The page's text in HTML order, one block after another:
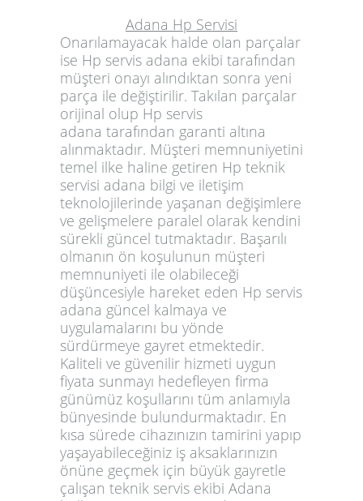
Adana Hp Servisi
Onarılamayacak halde olan parçalar
ise Hp servis adana ekibi tarafından
müşteri onayı alındıktan sonra yeni
parça ile değiştirilir. Takılan parçalar
orijinal olup Hp servis
adana tarafından garanti altına
alınmaktadır. Müşteri memnuniyetini
temel ilke haline getiren Hp teknik
servisi adana bilgi ve iletişim
teknolojilerinde yaşanan değişimlere
ve gelişmelere paralel olarak kendini
sürekli güncel tutmaktadır. Başarılı
olmanın ön koşulunun müşteri
memnuniyeti ile olabileceği
düşüncesiyle hareket eden Hp servis
adana güncel kalmaya ve
uygulamalarını bu yönde
sürdürmeye gayret etmektedir.
Kaliteli ve güvenilir hizmeti uygun
fiyata sunmayı hedefleyen firma
günümüz koşullarını tüm anlamıyla
bünyesinde bulundurmaktadır. En
kısa sürede cihazınızın tamirini yapıp
yaşayabileceğiniz iş aksaklarınızın
önüne geçmek için büyük gayretle
çalışan teknik servis ekibi Adana